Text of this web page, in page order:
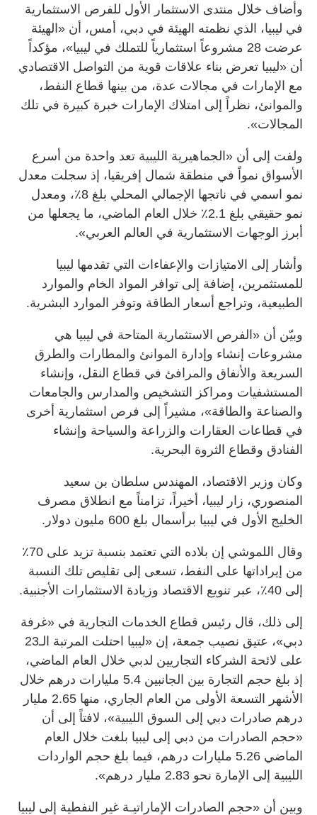
وأضاف خلال منتدى الاستثمار الأول للفرص الاستثمارية
في ليبيا، الذي نظمته الهيئة في دبي، أمس، أن «الهيئة
عرضت 28 مشروعاً استثمارياً للتملك في ليبيا»، مؤكداً
أن «ليبيا تعرض بناء علاقات قوية من التواصل الاقتصادي
مع الإمارات في مجالات عدة، من بينها قطاع النفط،
والموانئ، نظراً إلى امتلاك الإمارات خبرة كبيرة في تلك
المجالات».
ولفت إلى أن «الجماهيرية الليبية تعد واحدة من أسرع
الأسواق نمواً في منطقة شمال إفريقيا، إذ سجلت معدل
نمو اسمي في ناتجها الإجمالي المحلي بلغ 8٪، ومعدل
نمو حقيقي بلغ 2.1٪ خلال العام الماضي، ما يجعلها من
أبرز الوجهات الاستثمارية في العالم العربي».
وأشار إلى الامتيازات والإعفاءات التي تقدمها ليبيا
للمستثمرين، إضافة إلى توافر المواد الخام والموارد
الطبيعية، وتراجع أسعار الطاقة وتوفر الموارد البشرية.
وبيّن أن «الفرص الاستثمارية المتاحة في ليبيا هي
مشروعات إنشاء وإدارة الموانئ والمطارات والطرق
السريعة والأنفاق والمرافئ في قطاع النقل، وإنشاء
المستشفيات ومراكز التشخيص والمدارس والجامعات
والصناعة والطاقة»، مشيراً إلى فرص استثمارية أخرى
في قطاعات العقارات والزراعة والسياحة وإنشاء
الفنادق وقطاع الثروة البحرية.
وكان وزير الاقتصاد، المهندس سلطان بن سعيد
المنصوري، زار ليبيا، أخيراً، تزامناً مع انطلاق مصرف
الخليج الأول في ليبيا برأسمال بلغ 600 مليون دولار.
وقال اللموشي إن بلاده التي تعتمد بنسبة تزيد على 70٪
من إيراداتها على النفط، تسعى إلى تقليص تلك النسبة
إلى 40٪، عبر تنويع الاقتصاد وزيادة الاستثمارات الأجنبية.
إلى ذلك، قال رئيس قطاع الخدمات التجارية في «غرفة
دبي»، عتيق نصيب جمعة، إن «ليبيا احتلت المرتبة الـ23
على لائحة الشركاء التجاريين لدبي خلال العام الماضي،
إذ بلغ حجم التجارة بين الجانبين 5.4 مليارات درهم خلال
الأشهر التسعة الأولى من العام الجاري، منها 2.65 مليار
درهم صادرات دبي إلى السوق الليبية»، لافتاً إلى أن
«حجم الصادرات من دبي إلى ليبيا بلغت خلال العام
الماضي 5.26 مليارات درهم، فيما بلغ حجم الواردات
الليبية إلى الإمارة نحو 2.83 مليار درهم».
وبين أن «حجم الصادرات الإماراتيـة غير النفطية إلى ليبيا